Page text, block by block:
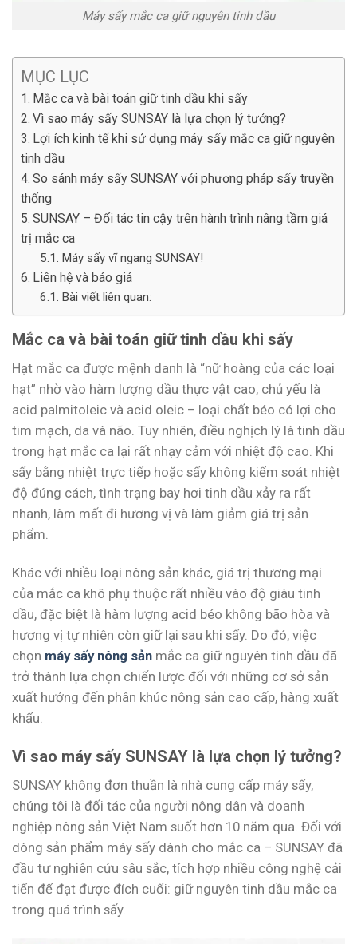
Máy sấy mắc ca giữ nguyên tinh dầu
MỤC LỤC
Mắc ca và bài toán giữ tinh dầu khi sấy
Vì sao máy sấy SUNSAY là lựa chọn lý tưởng?
Lợi ích kinh tế khi sử dụng máy sấy mắc ca giữ nguyên
tinh dầu
So sánh máy sấy SUNSAY với phương pháp sấy truyền
thống
SUNSAY – Đối tác tin cậy trên hành trình nâng tầm giá
trị mắc ca
Máy sấy vĩ ngang SUNSAY!
Liên hệ và báo giá
Bài viết liên quan:
Mắc ca và bài toán giữ tinh dầu khi sấy
Hạt mắc ca được mệnh danh là “nữ hoàng của các loại
hạt” nhờ vào hàm lượng dầu thực vật cao, chủ yếu là
acid palmitoleic và acid oleic – loại chất béo có lợi cho
tim mạch, da và não. Tuy nhiên, điều nghịch lý là tinh dầu
trong hạt mắc ca lại rất nhạy cảm với nhiệt độ cao. Khi
sấy bằng nhiệt trực tiếp hoặc sấy không kiểm soát nhiệt
độ đúng cách, tình trạng bay hơi tinh dầu xảy ra rất
nhanh, làm mất đi hương vị và làm giảm giá trị sản
phẩm.
Khác với nhiều loại nông sản khác, giá trị thương mại
của mắc ca khô phụ thuộc rất nhiều vào độ giàu tinh
dầu, đặc biệt là hàm lượng acid béo không bão hòa và
hương vị tự nhiên còn giữ lại sau khi sấy. Do đó, việc
chọn máy sấy nông sản mắc ca giữ nguyên tinh dầu đã
trở thành lựa chọn chiến lược đối với những cơ sở sản
xuất hướng đến phân khúc nông sản cao cấp, hàng xuất
khẩu.
Vì sao máy sấy SUNSAY là lựa chọn lý tưởng?
SUNSAY không đơn thuần là nhà cung cấp máy sấy,
chúng tôi là đối tác của người nông dân và doanh
nghiệp nông sản Việt Nam suốt hơn 10 năm qua. Đối với
dòng sản phẩm máy sấy dành cho mắc ca – SUNSAY đã
đầu tư nghiên cứu sâu sắc, tích hợp nhiều công nghệ cải
tiến để đạt được đích cuối: giữ nguyên tinh dầu mắc ca
trong quá trình sấy.